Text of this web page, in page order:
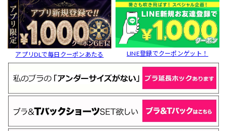
アプリDLで毎日クーポンあたる LINE登録でクーポンゲット！